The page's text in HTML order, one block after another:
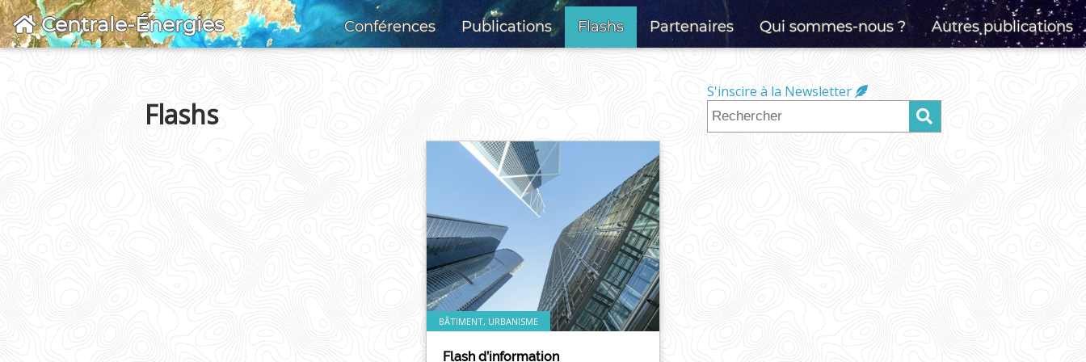
Centrale-Énergies Conférences Publications Flashs Partenaires Qui sommes-nous ? Autres publications
Flashs
S'inscire à la Newsletter
BÂTIMENT, URBANISME
Flash d’information